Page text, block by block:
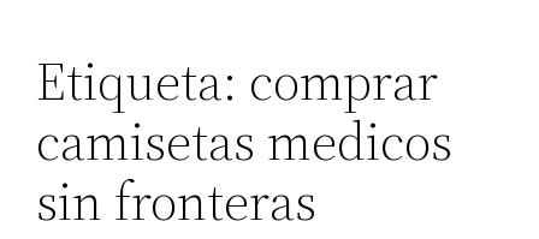
Etiqueta: comprar
camisetas medicos
sin fronteras